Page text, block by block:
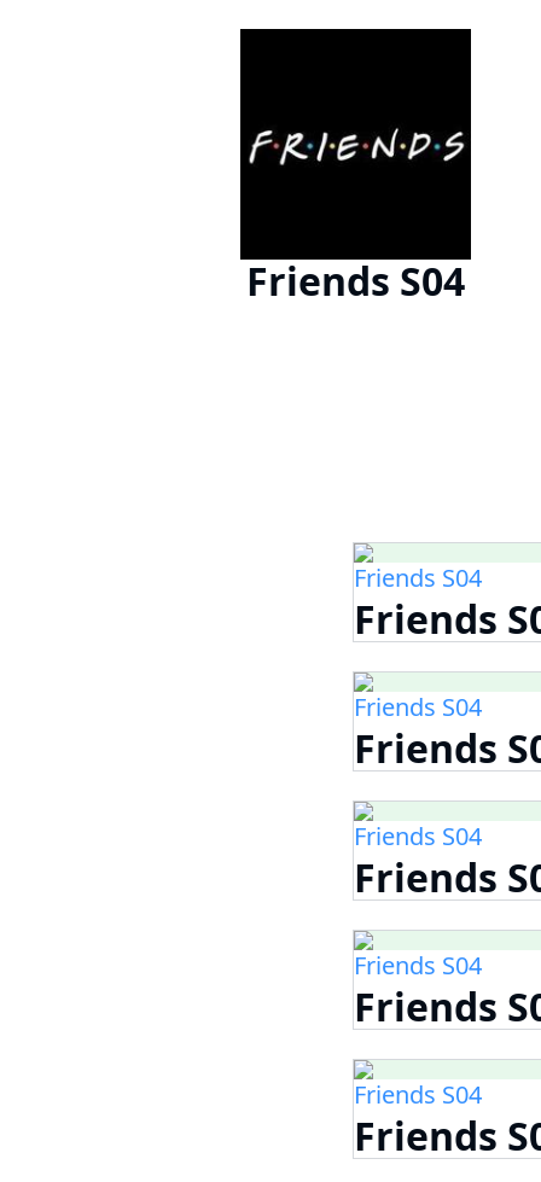
Friends S04
Friends S04
Friends
Friends S04
Friends
Friends S04
Friends
Friends S04
Friends
Friends S04
Friends